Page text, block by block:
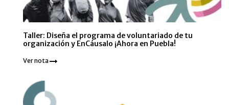
Taller: Diseña el programa de voluntariado de tu
organización y EnCáusalo ¡Ahora en Puebla!
Ver nota